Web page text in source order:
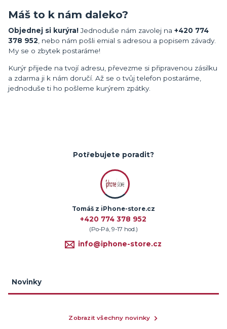
Máš to k nám daleko?
Objednej si kurýra!Jednoduše nám zavolej na +420 774
378 952, nebo nám pošli emial s adresou a popisem závady.
My se o zbytek postaráme!
Kurýr přijede na tvojí adresu, převezme si připravenou zásilku
a zdarma ji k nám doručí. Až se o tvůj telefon postaráme,
jednoduše ti ho pošleme kurýrem zpátky.
Potřebujete poradit?
Tomáš z iPhone-store.cz
+420 774 378 952
(Po-Pá, 9-17 hod.)
info@iphone-store.cz
Novinky
Zobrazit všechny novinky